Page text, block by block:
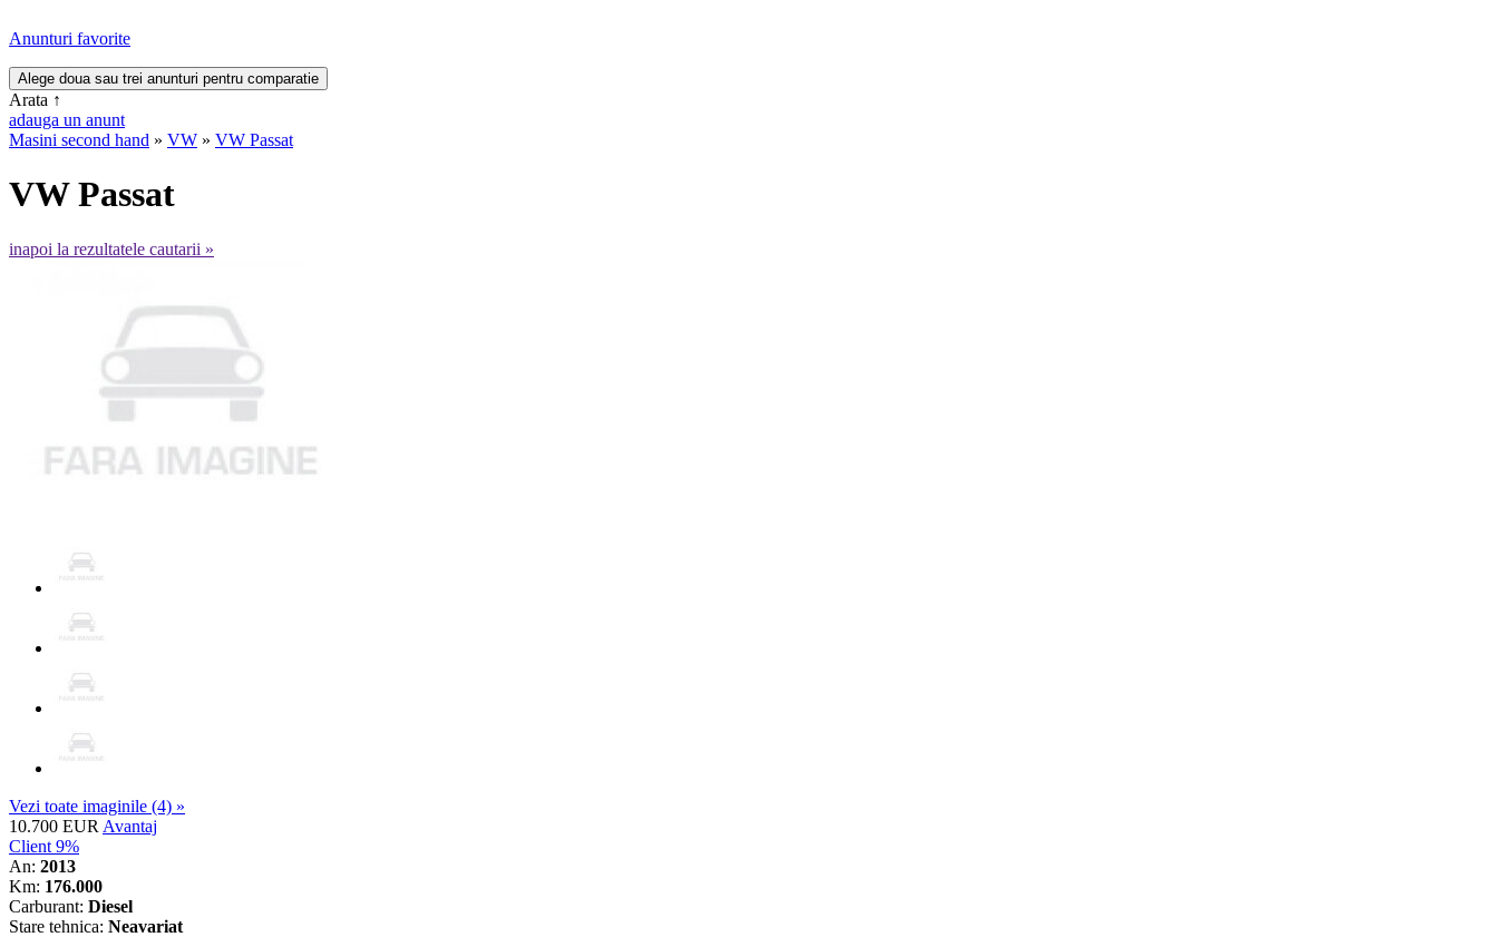
Anunturi favorite
Arata ↑
adauga un anunt
Masini second hand » VW » VW Passat
VW Passat
inapoi la rezultatele cautarii »
Vezi toate imaginile (4) »
10.700 EUR Avantaj
Client 9%
An: 2013
Km: 176.000
Carburant: Diesel
Stare tehnica: Neavariat